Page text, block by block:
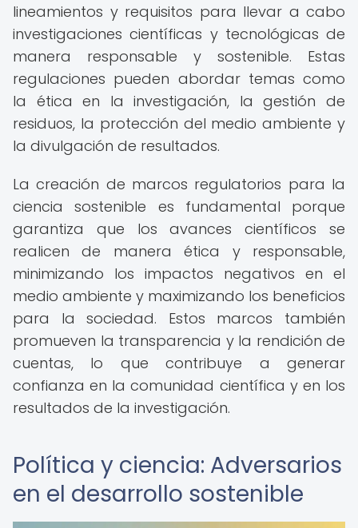
lineamientos y requisitos para llevar a cabo
investigaciones científicas y tecnológicas de
manera responsable y sostenible. Estas
regulaciones pueden abordar temas como
la ética en la investigación, la gestión de
residuos, la protección del medio ambiente y
la divulgación de resultados.
La creación de marcos regulatorios para la
ciencia sostenible es fundamental porque
garantiza que los avances científicos se
realicen de manera ética y responsable,
minimizando los impactos negativos en el
medio ambiente y maximizando los beneficios
para la sociedad. Estos marcos también
promueven la transparencia y la rendición de
cuentas, lo que contribuye a generar
confianza en la comunidad científica y en los
resultados de la investigación.
Política y ciencia: Adversarios
en el desarrollo sostenible